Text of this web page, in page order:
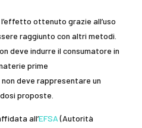
l’effetto ottenuto grazie all’uso
raggiunto con altri metodi.
deve indurre il consumatore in
prime
non deve rappresentare un
proposte.
all’EFSA(Autorità